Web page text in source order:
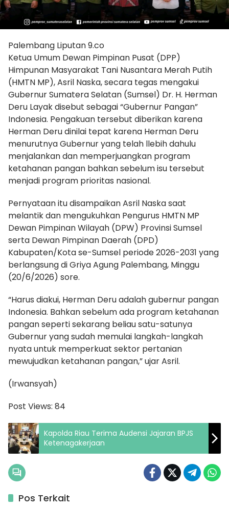
Palembang Liputan 9.co
Ketua Umum Dewan Pimpinan Pusat (DPP)
Himpunan Masyarakat Tani Nusantara Merah Putih
(HMTN MP), Asril Naska, secara tegas mengakui
Gubernur Sumatera Selatan (Sumsel) Dr. H. Herman
Deru Layak disebut sebagai “Gubernur Pangan”
Indonesia. Pengakuan tersebut diberikan karena
Herman Deru dinilai tepat karena Herman Deru
menurutnya Gubernur yang telah llebih dahulu
menjalankan dan memperjuangkan program
ketahanan pangan bahkan sebelum isu tersebut
menjadi program prioritas nasional.
Pernyataan itu disampaikan Asril Naska saat
melantik dan mengukuhkan Pengurus HMTN MP
Dewan Pimpinan Wilayah (DPW) Provinsi Sumsel
serta Dewan Pimpinan Daerah (DPD)
Kabupaten/Kota se-Sumsel periode 2026-2031 yang
berlangsung di Griya Agung Palembang, Minggu
(20/6/2026) sore.
“Harus diakui, Herman Deru adalah gubernur pangan
Indonesia. Bahkan sebelum ada program ketahanan
pangan seperti sekarang beliau satu-satunya
Gubernur yang sudah memulai langkah-langkah
nyata untuk memperkuat sektor pertanian
mewujudkan ketahanan pangan,” ujar Asril.
(Irwansyah)
Post Views: 84
Kapolda Riau Terima Audensi Jajaran BPJS
Ketenagakerjaan
Pos Terkait